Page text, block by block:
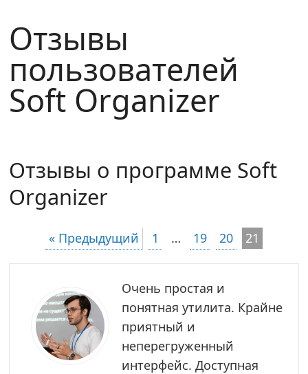
Отзывы
пользователей
Soft Organizer
Отзывы о программе Soft
Organizer
« Предыдущий 1 … 19 20 21
Очень простая и
понятная утилита. Крайне
приятный и
неперегруженный
интерфейс. Доступная